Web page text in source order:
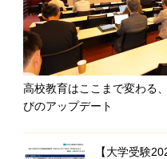
高校教育はここまで変わる
びのアップデート
【大学受験